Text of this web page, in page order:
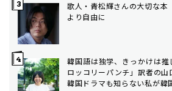
歌人・青松輝さんの大切な本
より自由に
韓国語は独学、きっかけは
ロッコリーパンチ」訳者の
韓国ドラマも知らない私が韓